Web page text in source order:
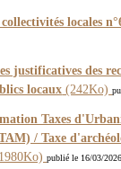
locales
justificatives des
locaux (242Ko)
Taxes
/ Taxe
publié le 16/03/